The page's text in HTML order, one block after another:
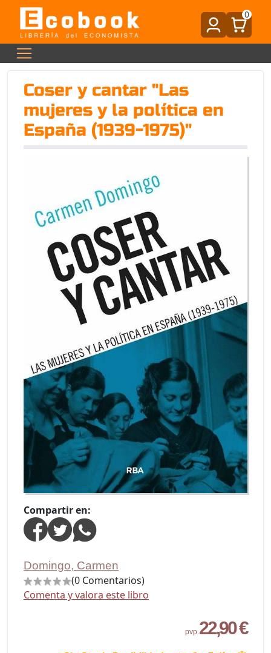
0
Coser y cantar "Las
mujeres y la política en
España (1939-1975)"
Compartir en:
Domingo, Carmen
(0 Comentarios)
Comenta y valora este libro
pvp.22,90 €